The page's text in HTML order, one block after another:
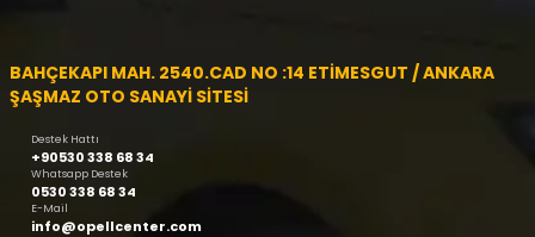
BAHÇEKAPI MAH. 2540.CAD NO :14 ETİMESGUT / ANKARA
ŞAŞMAZ OTO SANAYİ SİTESİ
Destek Hattı
+90530 338 68 34
Whatsapp Destek
0530 338 68 34
E-Mail
info@opellcenter.com